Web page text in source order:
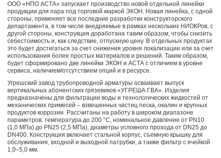
ООО «НПО АСТА» запускает производство новой отдельной линейки
продукции для пара под торговой маркой ЭКОН. Новая линейка, с одной
стороны, применяет все последние разработки конструкторского
департамента, в том числе внедряемые в рамках нескольких НИОКРов, с
другой стороны, конструкция доработана таким образом, чтобы снизить
себестоимость и, как следствие, отпускную цену. В отдельных продуктах
это будет достигаться за счет снижения уровня локализации или за счет
использования более простых материалов и решений. Таким образом,
будет сформировано две линейки ЭКОН и АСТА с отличием в уровне
сервиса, наличием/отсутствием опций и в ресурсе.
Угрешский завод трубопроводной арматуры осваивает выпуск
вертикальных абонентских грязевиков «УГРЕША ГВА». Изделия
предназначены для фильтрации воды и технологических жидкостей от
механических примесей – взвешенных частиц песка, окалин и крупных
продуктов коррозии. Рассчитаны на работу в широком диапазоне
параметров: температура до 200 °C, номинальное давление от PN10
(1,0 МПа) до PN25 (2,5 МПа), диаметры условного прохода от DN25 до
DN400. Конструкция включает стальной корпус, съемную крышку для
обслуживания, входной и выходной патрубки, а также фильтр с ячейкой
1,0–5,0 мм.